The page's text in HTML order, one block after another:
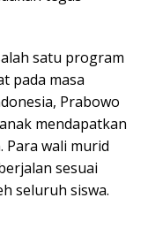
satu program
pada masa
Prabowo
mendapatkan
Para wali murid
sesuai
seluruh siswa.